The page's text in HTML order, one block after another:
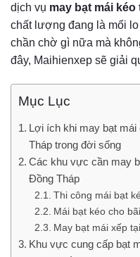
dịch vụ may bạt mái
chất lượng đang là mối
chần chờ gì nữa mà
đây, Maihienxep sẽ giải
Mục Lục
Lợi ích khi may bạt
Tháp trong đời sống
Các khu vực cần may
Đồng Tháp
Thi công mái bạt
Mái bạt kéo cho
May bạt mái xếp
Khu vực cung cấp bạt